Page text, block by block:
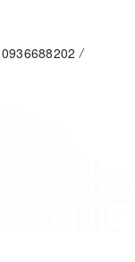
0936688202/